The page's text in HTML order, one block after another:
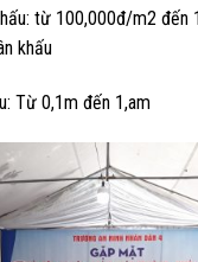
từ 100,000đ/m2 đến
khấu
Từ 0,1m đến 1,am